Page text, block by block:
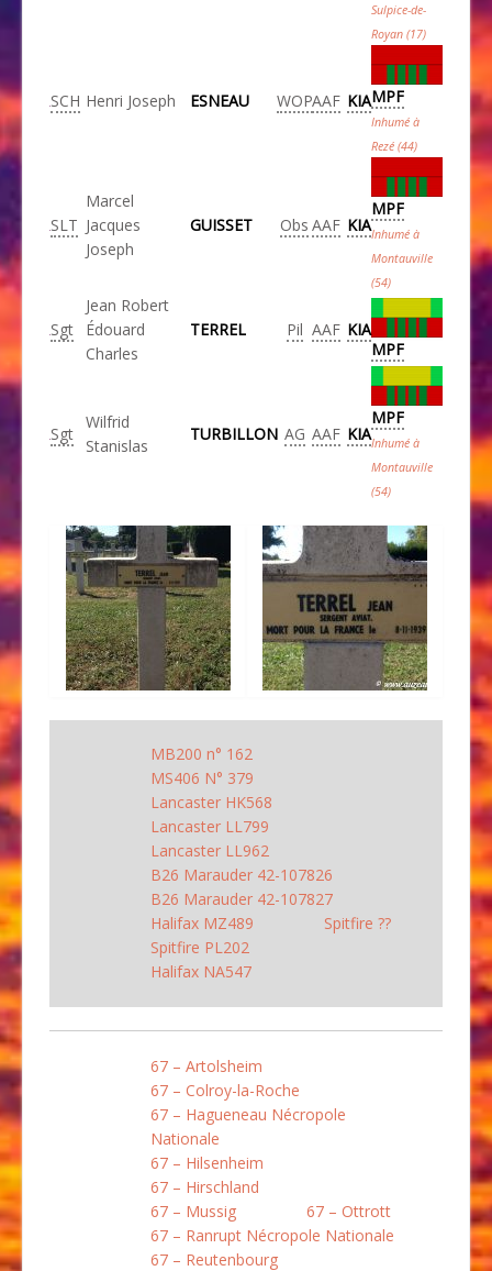
Sulpice-de-
Royan (17)
SCH Henri Joseph ESNEAU WOPAAF KIAMPF
Inhumé à
Rezé (44)
SLT
Marcel
Jacques
Joseph
GUISSET Obs AAF KIA
MPF
Inhumé à
Montauville
(54)
Sgt
Jean Robert
Édouard
Charles
TERREL Pil AAF KIA
MPF
Sgt
Wilfrid
Stanislas
TURBILLON AG AAF KIA
MPF
Inhumé à
Montauville
(54)
MB200 n° 162
MS406 N° 379
Lancaster HK568
Lancaster LL799
Lancaster LL962
B26 Marauder 42-107826
B26 Marauder 42-107827
Halifax MZ489
Spitfire ??
Spitfire PL202
Halifax NA547
67 – Artolsheim
67 – Colroy-la-Roche
67 – Hagueneau Nécropole
Nationale
67 – Hilsenheim
67 – Hirschland
67 – Mussig
67 – Ottrott
67 – Ranrupt Nécropole Nationale
67 – Reutenbourg